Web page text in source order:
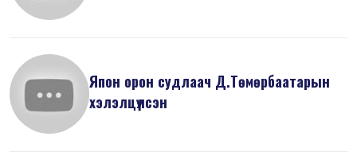
Япон орон судлаач Д.Төмөрбаатарын
хэлэлцүүлсэн